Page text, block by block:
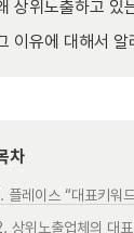
상위노출하고 있
이유에 대해서 알
차
플레이스 “대표키워
상위노출업체의 대